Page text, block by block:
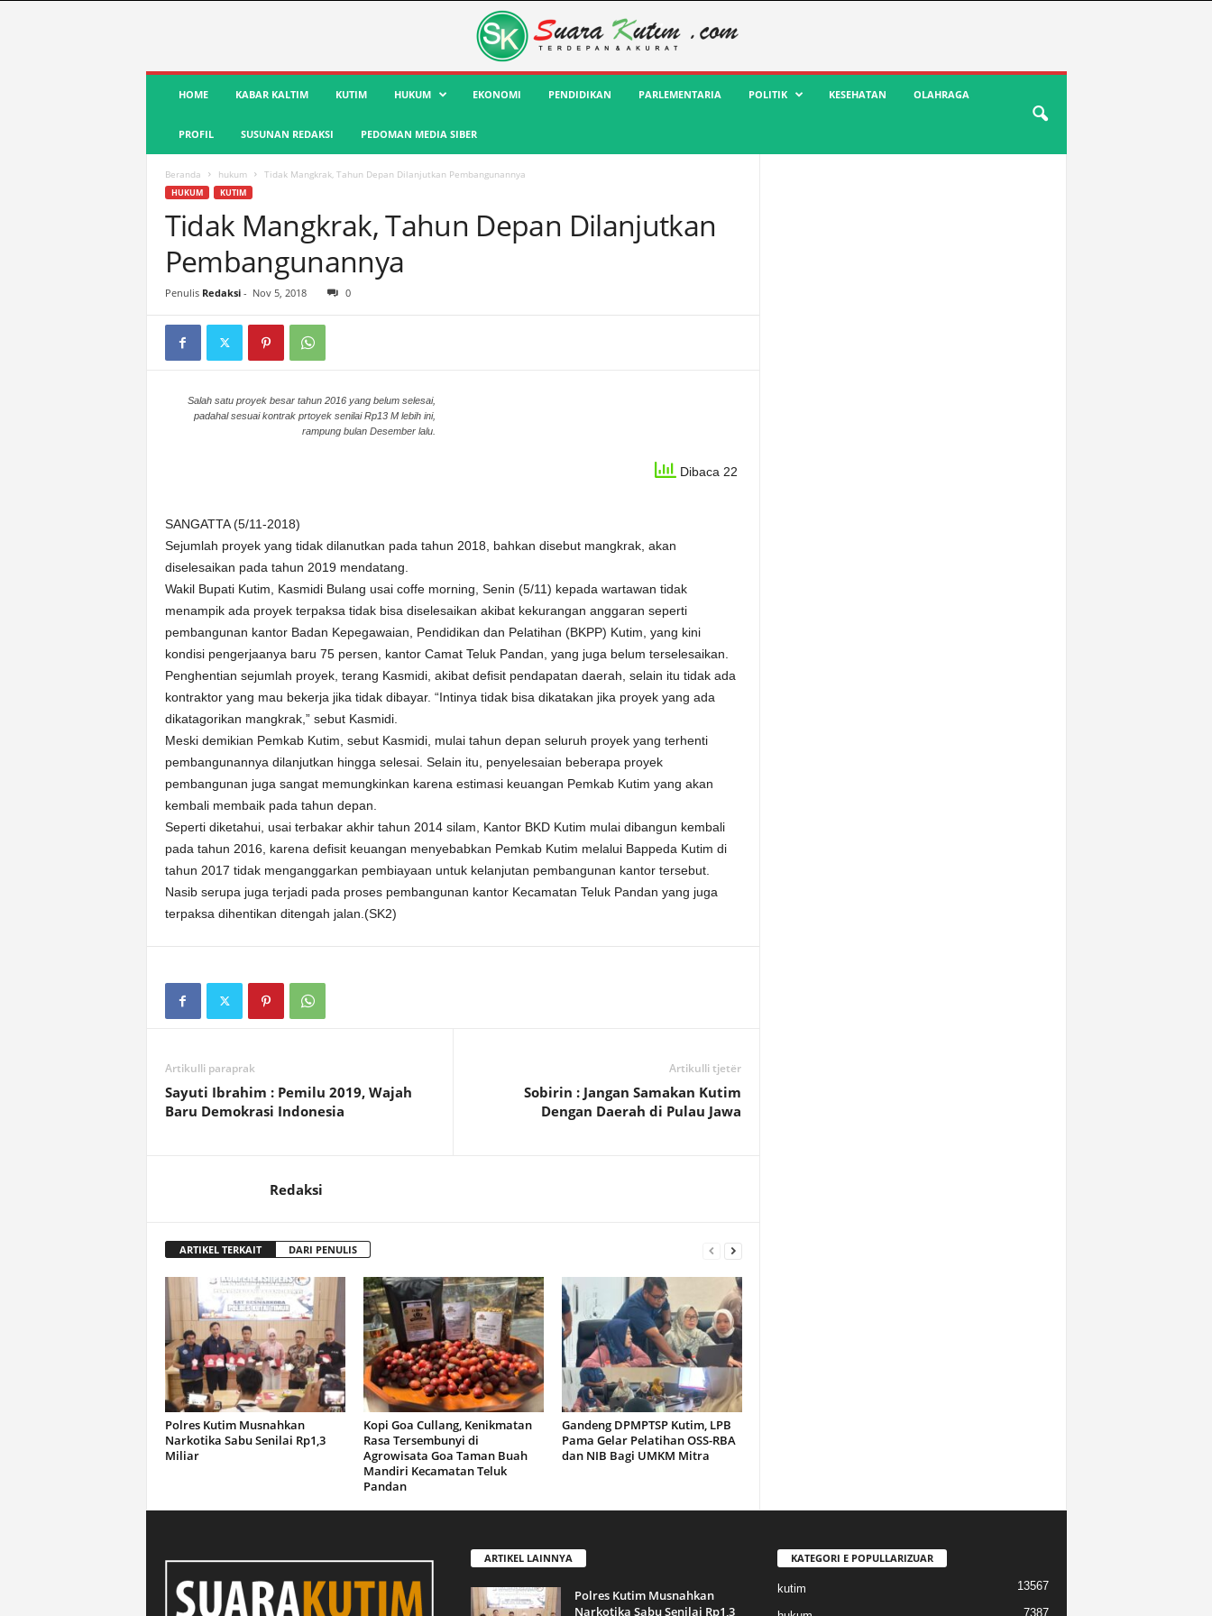
a
HOME KABAR KALTIM KUTIM HUKUM EKONOMI PENDIDIKAN PARLEMENTARIA POLITIK KESEHATAN OLAHRAGA
PROFIL SUSUNAN REDAKSI PEDOMAN MEDIA SIBER
Beranda hukum Tidak Mangkrak, Tahun Depan Dilanjutkan Pembangunannya
HUKUM KUTIM
Tidak Mangkrak, Tahun Depan Dilanjutkan
Pembangunannya
Penulis Redaksi- Nov 5, 2018 0
Salah satu proyek besar tahun 2016 yang belum selesai,
padahal sesuai kontrak prtoyek senilai Rp13 M lebih ini,
rampung bulan Desember lalu.
Dibaca 22
SANGATTA (5/11-2018)
Sejumlah proyek yang tidak dilanutkan pada tahun 2018, bahkan disebut mangkrak, akan
diselesaikan pada tahun 2019 mendatang.
Wakil Bupati Kutim, Kasmidi Bulang usai coffe morning, Senin (5/11) kepada wartawan tidak
menampik ada proyek terpaksa tidak bisa diselesaikan akibat kekurangan anggaran seperti
pembangunan kantor Badan Kepegawaian, Pendidikan dan Pelatihan (BKPP) Kutim, yang kini
kondisi pengerjaanya baru 75 persen, kantor Camat Teluk Pandan, yang juga belum terselesaikan.
Penghentian sejumlah proyek, terang Kasmidi, akibat defisit pendapatan daerah, selain itu tidak ada
kontraktor yang mau bekerja jika tidak dibayar. “Intinya tidak bisa dikatakan jika proyek yang ada
dikatagorikan mangkrak,” sebut Kasmidi.
Meski demikian Pemkab Kutim, sebut Kasmidi, mulai tahun depan seluruh proyek yang terhenti
pembangunannya dilanjutkan hingga selesai. Selain itu, penyelesaian beberapa proyek
pembangunan juga sangat memungkinkan karena estimasi keuangan Pemkab Kutim yang akan
kembali membaik pada tahun depan.
Seperti diketahui, usai terbakar akhir tahun 2014 silam, Kantor BKD Kutim mulai dibangun kembali
pada tahun 2016, karena defisit keuangan menyebabkan Pemkab Kutim melalui Bappeda Kutim di
tahun 2017 tidak menganggarkan pembiayaan untuk kelanjutan pembangunan kantor tersebut.
Nasib serupa juga terjadi pada proses pembangunan kantor Kecamatan Teluk Pandan yang juga
terpaksa dihentikan ditengah jalan.(SK2)
Artikulli paraprak
Sayuti Ibrahim : Pemilu 2019, Wajah
Baru Demokrasi Indonesia
Artikulli tjetër
Sobirin : Jangan Samakan Kutim
Dengan Daerah di Pulau Jawa
Redaksi
ARTIKEL TERKAIT DARI PENULIS
Polres Kutim Musnahkan
Narkotika Sabu Senilai Rp1,3
Miliar
Kopi Goa Cullang, Kenikmatan
Rasa Tersembunyi di
Agrowisata Goa Taman Buah
Mandiri Kecamatan Teluk
Pandan
Gandeng DPMPTSP Kutim, LPB
Pama Gelar Pelatihan OSS-RBA
dan NIB Bagi UMKM Mitra
ARTIKEL LAINNYA
Polres Kutim Musnahkan
Narkotika Sabu Senilai Rp1,3
KATEGORI E POPULLARIZUAR
kutim 13567
7387